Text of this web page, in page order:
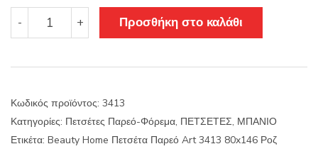
25.00€.είναι:
20.00€.
-
Beauty
Home
80x146
Ροζ
ποσότητα
+ Προσθήκη στο καλάθι
Κωδικός προϊόντος: 3413
Κατηγορίες: Πετσέτες Παρεό-Φόρεμα, ΠΕΤΣΕΤΕΣ, ΜΠΑΝΙΟ
Ετικέτα: Beauty Home Πετσέτα Παρεό Art 3413 80x146 Ροζ